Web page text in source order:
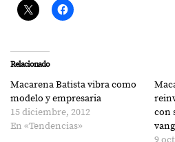
Relacionado
Macarena Batista vibra como
modelo y empresaria
15 diciembre, 2012
En «Tendencias»
con